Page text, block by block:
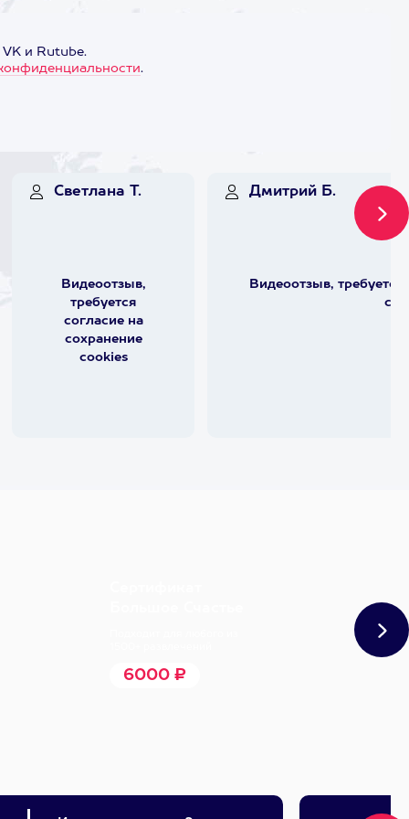
и Rutube.
.
Светлана Т.
Видеоотзыв,
требуется
согласие на
сохранение
cookies
Дмитрий Б.
Видеоотзыв,
6000 ₽